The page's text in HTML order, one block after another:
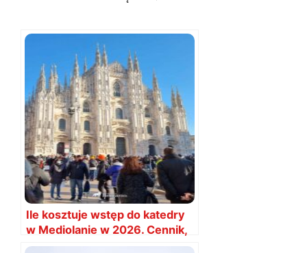
Ile kosztuje wstęp do katedry
w Mediolanie w 2026. Cennik,
bilety i ceny